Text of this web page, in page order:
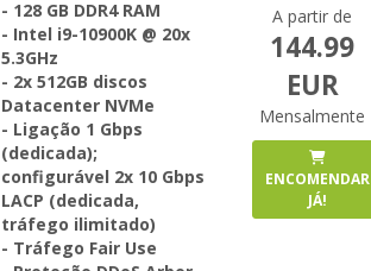
- 128 GB DDR4 RAM
- Intel i9-10900K @ 20x
5.3GHz
- 2x 512GB discos
Datacenter NVMe
- Ligação 1 Gbps
(dedicada);
configurável 2x 10 Gbps
LACP (dedicada,
tráfego ilimitado)
- Tráfego Fair Use
A partir de
144.99
EUR
Mensalmente
ENCOMENDAR
JÁ!